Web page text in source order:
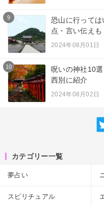
9
恐山に行って
点・言い伝えも
2024年08月01日
10
呪いの神社10
西別に紹介
2024年08月02日
カテゴリー一覧
夢占い
スピリチュアル